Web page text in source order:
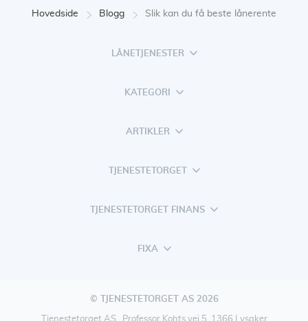
Hovedside Blogg Slik kan du få beste lånerente
LÅNETJENESTER
KATEGORI
ARTIKLER
TJENESTETORGET
TJENESTETORGET FINANS
FIXA
© TJENESTETORGET AS 2026